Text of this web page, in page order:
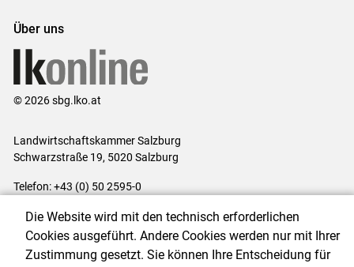
Über uns
© 2026 sbg.lko.at
Landwirtschaftskammer Salzburg
Schwarzstraße 19, 5020 Salzburg
Telefon: +43 (0) 50 2595-0
Impressum|Kontakt|Datenschutzerklärung|Barrierefreiheit|
Cookie-Einstellungen
Die Website wird mit den technisch erforderlichen
Cookies ausgeführt. Andere Cookies werden nur mit Ihrer
Zustimmung gesetzt. Sie können Ihre Entscheidung für